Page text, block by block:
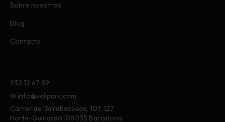
Sobre nosotros
Blog
Contacto
932 12 67 89
✉ info@vallparc.com
Carrer de l'Arrabassada, 107, 127,
Horta-Guinardó, 08035 Barcelona